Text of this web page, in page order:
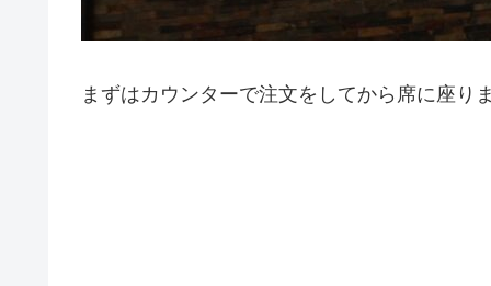
まずはカウンターで注文をしてから席に座り